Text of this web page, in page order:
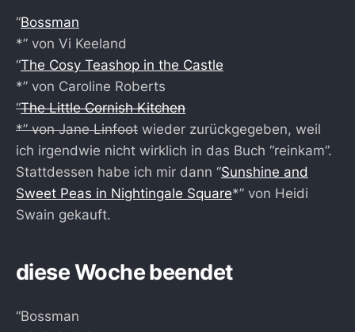
“Bossman
*” von Vi Keeland
“The Cosy Teashop in the Castle
*” von Caroline Roberts
“The Little Cornish Kitchen
*” von Jane Linfoot wieder zurückgegeben, weil
ich irgendwie nicht wirklich in das Buch “reinkam”.
Stattdessen habe ich mir dann “Sunshine and
Sweet Peas in Nightingale Square*” von Heidi
Swain gekauft.
diese Woche beendet
“Bossman